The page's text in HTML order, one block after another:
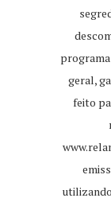
geral,
feito